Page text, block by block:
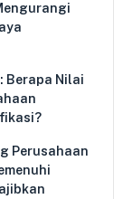
Berapa Nilai
Perusahaan